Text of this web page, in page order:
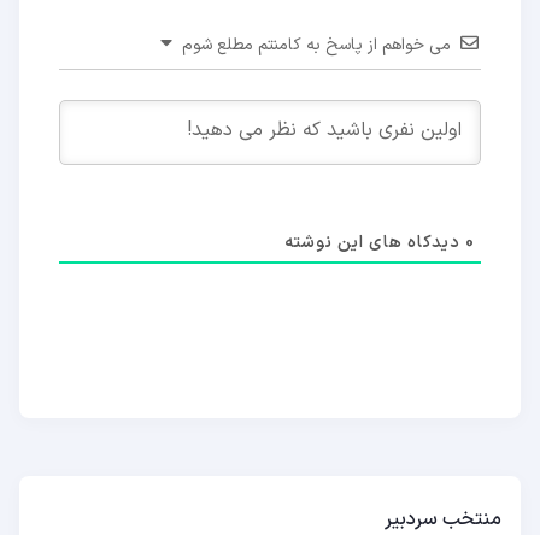
می خواهم از پاسخ به کامنتم مطلع شوم
0 دیدکاه های این نوشته
منتخب سردبیر